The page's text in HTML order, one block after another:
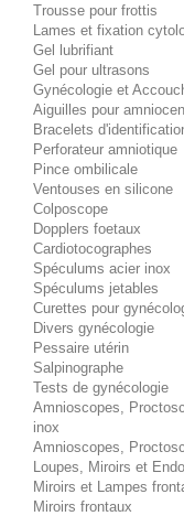
Trousse pour frottis
Lames et fixation
Gel lubrifiant
Gel pour ultrasons
Gynécologie et
Aiguilles pour
Bracelets
Perforateur amniotique
Pince ombilicale
Ventouses en silicone
Colposcope
Dopplers foetaux
Cardiotocographes
Spéculums acier inox
Spéculums jetables
Curettes pour
Divers gynécologie
Pessaire utérin
Salpinographe
Tests de gynécologie
Amnioscopes,
inox
Amnioscopes,
Loupes, Miroirs et
Miroirs et Lampes
Miroirs frontaux